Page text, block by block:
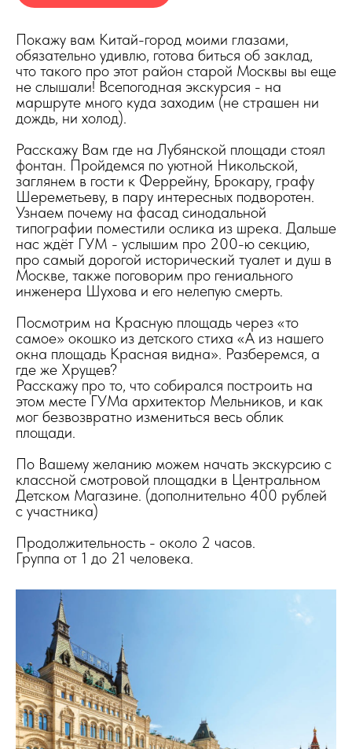
Покажу вам Китай-город моими глазами,
обязательно удивлю, готова биться об заклад,
что такого про этот район старой Москвы вы еще
не слышали! Всепогодная экскурсия - на
маршруте много куда заходим (не страшен ни
дождь, ни холод).
Расскажу Вам где на Лубянской площади стоял
фонтан. Пройдемся по уютной Никольской,
заглянем в гости к Феррейну, Брокару, графу
Шереметьеву, в пару интересных подворотен.
Узнаем почему на фасад синодальной
типографии поместили ослика из шрека. Дальше
нас ждёт ГУМ - услышим про 200-ю секцию,
про самый дорогой исторический туалет и душ в
Москве, также поговорим про гениального
инженера Шухова и его нелепую смерть.
Посмотрим на Красную площадь через «то
самое» окошко из детского стиха «А из нашего
окна площадь Красная видна». Разберемся, а
где же Хрущев?
Расскажу про то, что собирался построить на
этом месте ГУМа архитектор Мельников, и как
мог безвозвратно измениться весь облик
площади.
По Вашему желанию можем начать экскурсию с
классной смотровой площадки в Центральном
Детском Магазине. (дополнительно 400 рублей
с участника)
Продолжительность - около 2 часов.
Группа от 1 до 21 человека.